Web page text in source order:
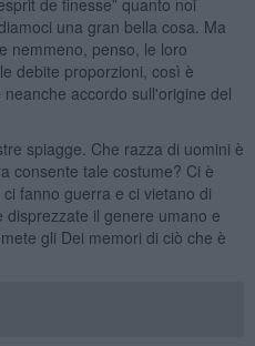
una gran bella cosa. Ma
nemmeno, penso, le loro
debite proporzioni, così è
neanche accordo sull'origine del
spiagge. Che razza di uomini è
consente tale costume? Ci è
fanno guerra e ci vietano di
il genere umano e
gli Dei memori di ciò che è